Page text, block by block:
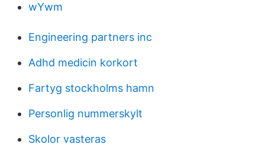
wYwm
Engineering partners inc
Adhd medicin korkort
Fartyg stockholms hamn
Personlig nummerskylt
Skolor vasteras